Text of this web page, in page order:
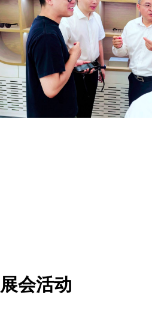
展会活动